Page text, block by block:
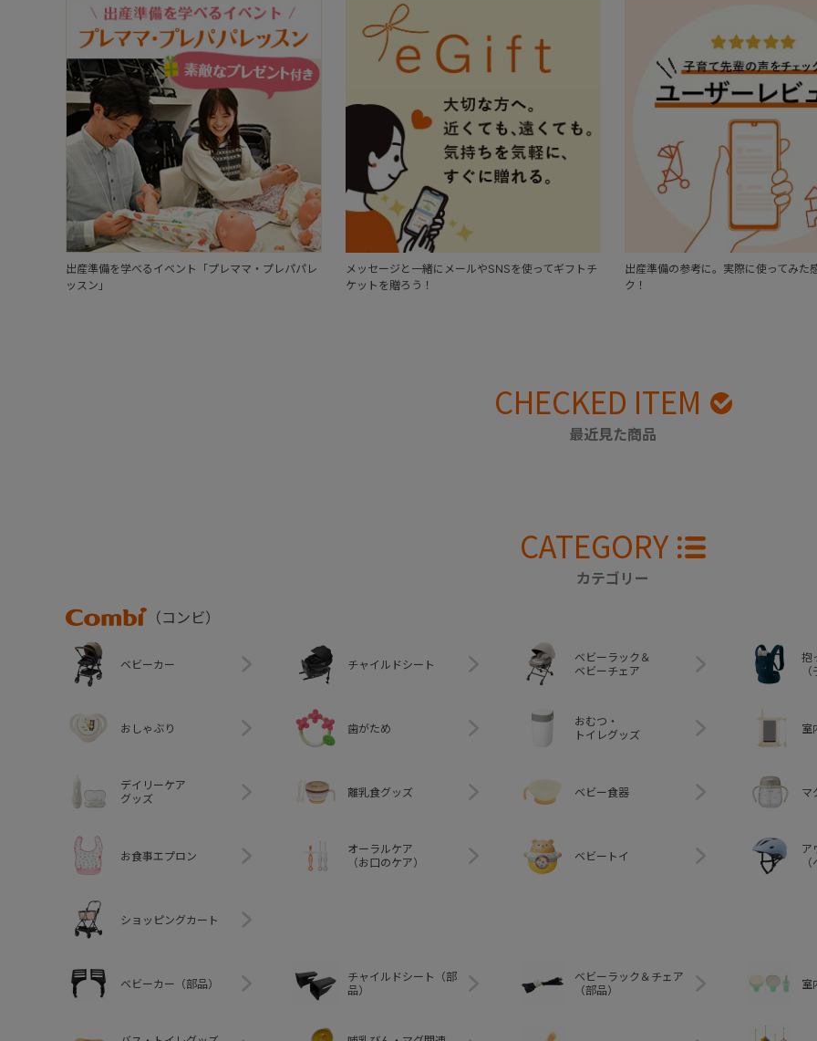
出産準備を学べるイベント「プレママ・プレパパレ
ッスン」
メッセージと一緒にメールやSNSを使ってギフトチ
ケットを贈ろう！
出産準備の参考に。実際に使ってみた
ク！
CHECKED ITEM
最近見た商品
CATEGORY
カテゴリー
Combi
（コンビ）
ベビーカー チャイルドシート
ベビーラック＆
ベビーチェア
抱
おしゃぶり 歯がため
おむつ・
トイレグッズ
室
デイリーケア
グッズ
離乳食グッズ ベビー食器 マ
お食事エプロン
オーラルケア
（お口のケア）
ベビートイ
ア
ショッピングカート
ベビーカー（部品）
チャイルドシート（部
品）
ベビーラック＆チェア
（部品）
室